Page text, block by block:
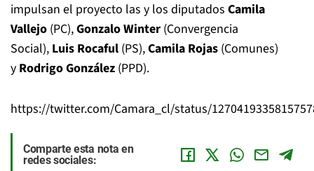
impulsan el proyecto las y los diputados Camila
Vallejo (PC),Gonzalo Winter (Convergencia
Social), Luis Rocaful (PS),Camila Rojas (Comunes)
y Rodrigo González (PPD).
https://twitter.com/Camara_cl/status/
Comparte esta nota en
redes sociales: